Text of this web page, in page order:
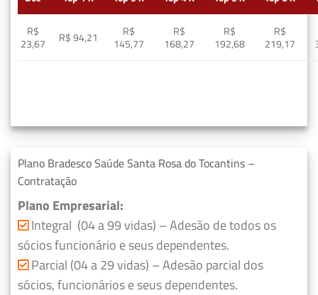
R$
23,67
R$ 94,21
R$
145,77
R$
168,27
R$
192,68
R$
219,17
Plano Bradesco Saúde Santa Rosa do Tocantins –
Contratação
Plano Empresarial:
Integral (04 a 99 vidas) – Adesão de todos os
sócios funcionário e seus dependentes.
Parcial (04 a 29 vidas) – Adesão parcial dos
sócios, funcionários e seus dependentes.